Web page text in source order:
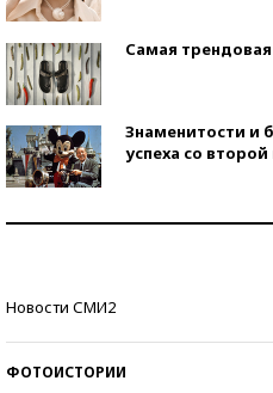
Самая трендовая
Знаменитости и
успеха со
Новости СМИ2
ФОТОИСТОРИИ